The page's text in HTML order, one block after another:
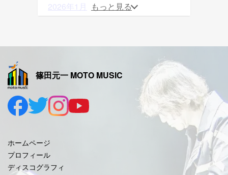
2026年1月
2025年9月
2025年8月
2025年7月
2025年5月
2025年4月
もっと見る
篠田元一 MOTO MUSIC
ホームページ
プロフィール
ディスコグラフィ